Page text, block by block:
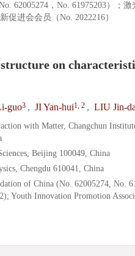
62005274，No. 61975203）；
促进会会员（No. 2022216）
on
guo3 , JI Yan-hui1, 2 , LIU Jin-
with Matter, Changchun
Beijing 100049, China
Chengdu 610041, China
of China (No. 62005274, No.
Youth Innovation Promotion